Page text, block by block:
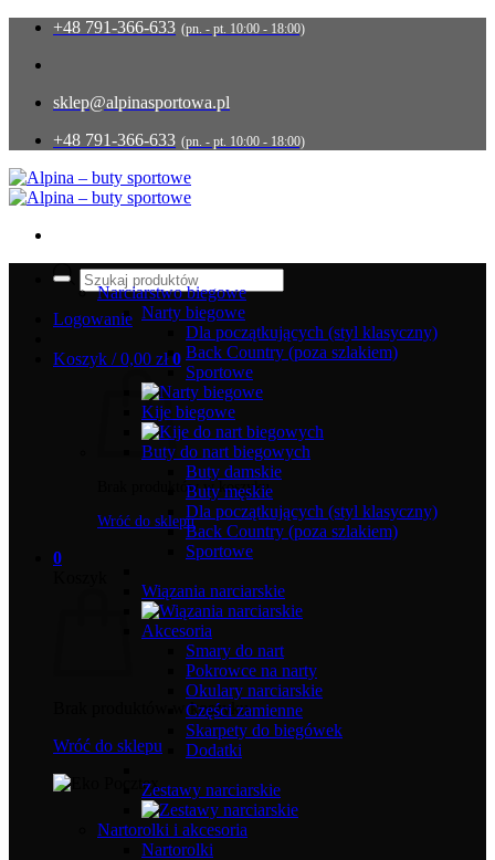
Przewiń
zawartości
+48 791-366-633 (pn. - pt. 10:00 - 18:00)
sklep@alpinasportowa.pl
+48 791-366-633 (pn. - pt. 10:00 - 18:00)
Wyszukiwarka
produktów
Logowanie
Koszyk /0,00 zł 0
Brak produktów w koszyku.
Wróć do sklepu
0
Brak produktów w koszyku.
Wróć do sklepu
Narciarstwo biegowe
Narty biegowe
Dla początkujących (styl klasyczny)
Back Country (poza szlakiem)
Sportowe
Kije biegowe
Buty do nart biegowych
Buty damskie
Buty męskie
Dla początkujących (styl klasyczny)
Back Country (poza szlakiem)
Sportowe
Wiązania narciarskie
Akcesoria
Smary do nart
Pokrowce na narty
Okulary narciarskie
Części zamienne
Skarpety do biegówek
Dodatki
Zestawy narciarskie
Nartorolki i akcesoria
Nartorolki